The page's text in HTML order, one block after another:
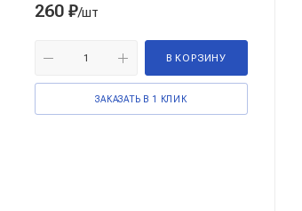
260 ₽/шт
В КОРЗИНУ
ЗАКАЗАТЬ В 1 КЛИК